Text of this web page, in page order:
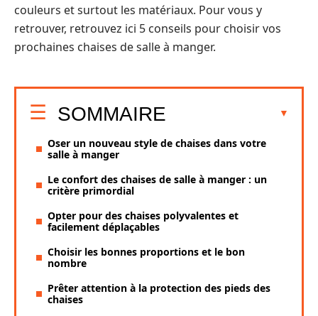
couleurs et surtout les matériaux. Pour vous y
retrouver, retrouvez ici 5 conseils pour choisir vos
prochaines chaises de salle à manger.
SOMMAIRE
Oser un nouveau style de chaises dans votre
salle à manger
Le confort des chaises de salle à manger : un
critère primordial
Opter pour des chaises polyvalentes et
facilement déplaçables
Choisir les bonnes proportions et le bon
nombre
Prêter attention à la protection des pieds des
chaises